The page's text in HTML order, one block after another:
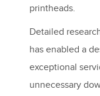
printheads.
Detailed
has enabled a
exceptional
unnecessary